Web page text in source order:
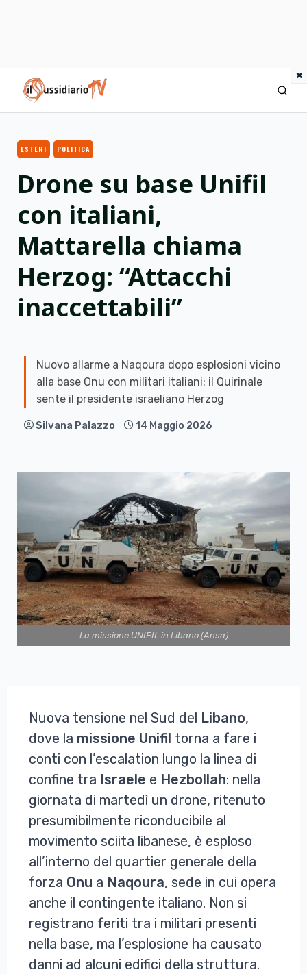
×
IlSussidiario TV
ESTERI POLITICA
Drone su base Unifil
con italiani,
Mattarella chiama
Herzog: “Attacchi
inaccettabili”
Nuovo allarme a Naqoura dopo esplosioni vicino
alla base Onu con militari italiani: il Quirinale
sente il presidente israeliano Herzog
Silvana Palazzo 14 Maggio 2026
La missione UNIFIL in Libano (Ansa)
Nuova tensione nel Sud del Libano,
dove la missione Unifil torna a fare i
conti con l’escalation lungo la linea di
confine tra Israele e Hezbollah: nella
giornata di martedì un drone, ritenuto
presumibilmente riconducibile al
movimento sciita libanese, è esploso
all’interno del quartier generale della
forza Onu a Naqoura, sede in cui opera
anche il contingente italiano. Non si
registrano feriti tra i militari presenti
nella base, ma l’esplosione ha causato
danni ad alcuni edifici della struttura.